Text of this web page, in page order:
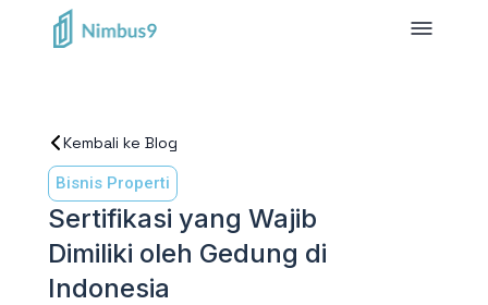
Kembali ke Blog
Bisnis Properti
Sertifikasi yang Wajib
Dimiliki oleh Gedung di
Indonesia